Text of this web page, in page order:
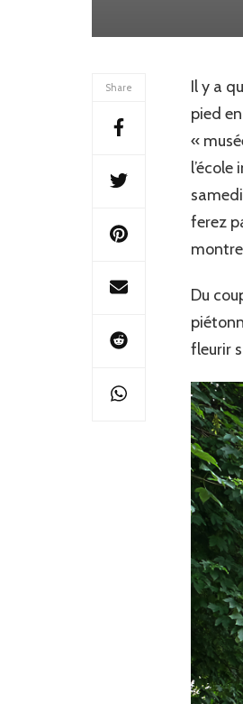
Share
Il y a
pied
«
ferez
Du
fleurir